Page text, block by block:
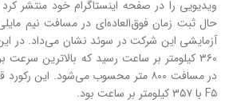
ویدیویی را در صفحه اینستاگرام خود منتشر
آزمایشی این شرکت در سوئد نشان می‌داد. در
۳۶۰ کیلومتر بر ساعت رسید که بالاترین
در مسافت ۸۰۰ متر محسوب می‌شود. این
F۵ با ۳۵۷ کیلومتر بر ساعت بود.